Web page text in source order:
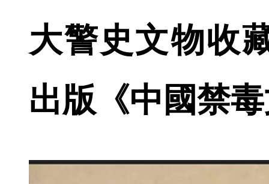
大警史文物收
出版《中國禁